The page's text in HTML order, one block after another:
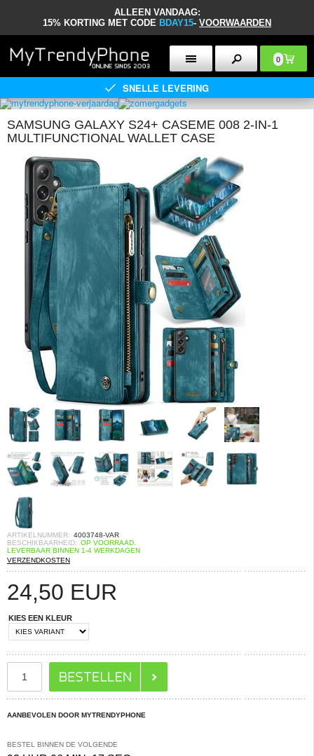
ALLEEN VANDAAG:
15% KORTING MET CODE BDAY15- VOORWAARDEN
0
SNELLE LEVERING
SAMSUNG GALAXY S24+ CASEME 008 2-IN-1
MULTIFUNCTIONAL WALLET CASE
ARTIKELNUMMER: 4003748-VAR
BESCHIKBAARHEID: OP VOORRAAD.
LEVERBAAR BINNEN 1-4 WERKDAGEN
VERZENDKOSTEN
24,50 EUR
KIES EEN KLEUR
AANBEVOLEN DOOR MYTRENDYPHONE
BESTEL BINNEN DE VOLGENDE